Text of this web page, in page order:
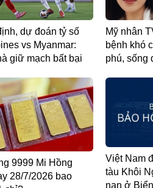
dự đoán tỷ số
vs Myanmar:
giữ mạch bất bại
Mỹ nhân
bệnh khó
phú, sống
9999 Mi Hồng
28/7/2026 bao
Việt Nam
tàu Khôi
nạn ở